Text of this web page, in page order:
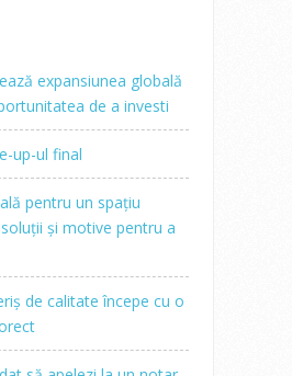
expansiunea globală
de a investi
up-ul final
pentru un spațiu
și motive pentru a
de calitate începe cu o